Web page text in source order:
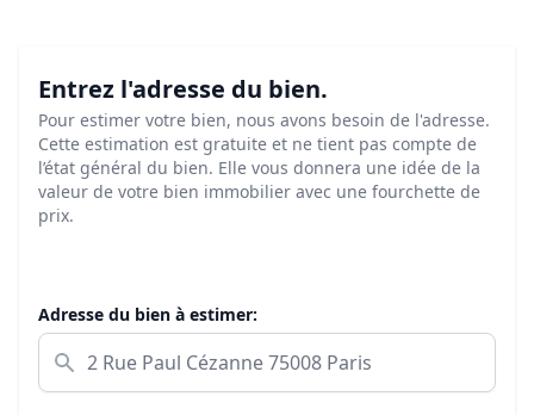
Entrez l'adresse du bien.
Pour estimer votre bien, nous avons besoin de l'adresse.
Cette estimation est gratuite et ne tient pas compte de
l’état général du bien. Elle vous donnera une idée de la
valeur de votre bien immobilier avec une fourchette de
prix.
Adresse du bien à estimer: